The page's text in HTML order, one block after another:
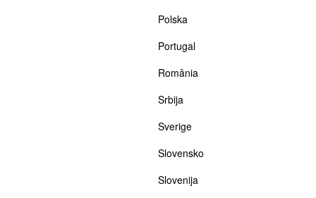
Polska
Portugal
România
Srbija
Sverige
Slovensko
Slovenija